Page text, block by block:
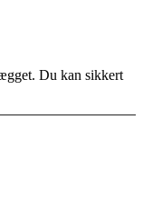
Du kan sikkert